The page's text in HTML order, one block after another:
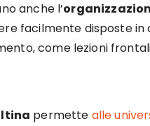
anche l’
facilmente disposte
come lezioni
permette alle